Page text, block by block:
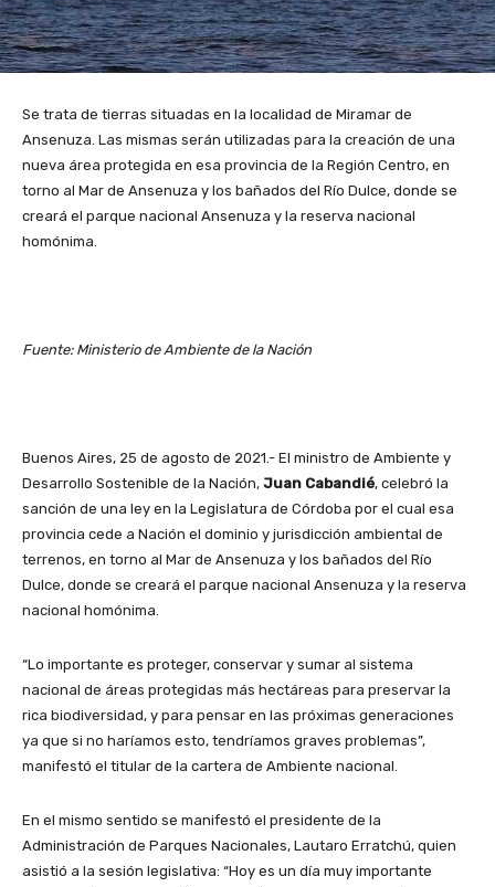
Se trata de tierras situadas en la localidad de Miramar de
Ansenuza. Las mismas serán utilizadas para la creación de una
nueva área protegida en esa provincia de la Región Centro, en
torno al Mar de Ansenuza y los bañados del Río Dulce, donde se
creará el parque nacional Ansenuza y la reserva nacional
homónima.
Fuente: Ministerio de Ambiente de la Nación
Buenos Aires, 25 de agosto de 2021.- El ministro de Ambiente y
Desarrollo Sostenible de la Nación, Juan Cabandié, celebró la
sanción de una ley en la Legislatura de Córdoba por el cual esa
provincia cede a Nación el dominio y jurisdicción ambiental de
terrenos, en torno al Mar de Ansenuza y los bañados del Río
Dulce, donde se creará el parque nacional Ansenuza y la reserva
nacional homónima.
“Lo importante es proteger, conservar y sumar al sistema
nacional de áreas protegidas más hectáreas para preservar la
rica biodiversidad, y para pensar en las próximas generaciones
ya que si no haríamos esto, tendríamos graves problemas”,
manifestó el titular de la cartera de Ambiente nacional.
En el mismo sentido se manifestó el presidente de la
Administración de Parques Nacionales, Lautaro Erratchú, quien
asistió a la sesión legislativa: “Hoy es un día muy importante